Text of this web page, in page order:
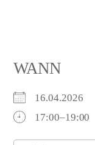
WANN
16.04.2026
17:00–19:00